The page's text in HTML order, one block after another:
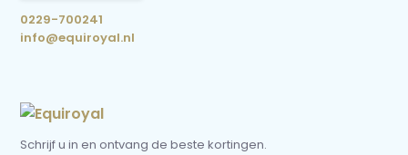
0229-700241
info@equiroyal.nl
Schrijf u in en ontvang de beste kortingen.